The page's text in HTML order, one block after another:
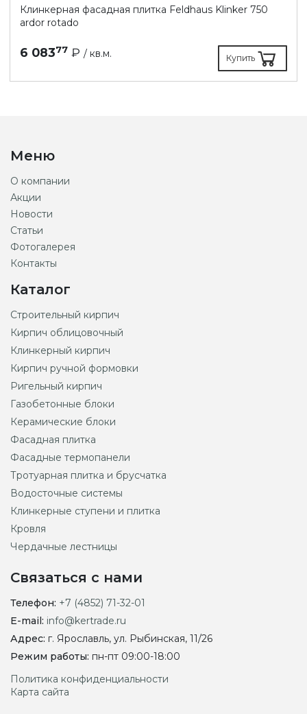
Клинкерная фасадная плитка Feldhaus Klinker 750
ardor rotado
6 08377 ₽ / кв.м. Купить
Меню
О компании
Акции
Новости
Статьи
Фотогалерея
Контакты
Каталог
Строительный кирпич
Кирпич облицовочный
Клинкерный кирпич
Кирпич ручной формовки
Ригельный кирпич
Газобетонные блоки
Керамические блоки
Фасадная плитка
Фасадные термопанели
Тротуарная плитка и брусчатка
Водосточные системы
Клинкерные ступени и плитка
Кровля
Чердачные лестницы
Связаться с нами
Телефон: +7 (4852) 71-32-01
E-mail: info@kertrade.ru
Адрес: г. Ярославль, ул. Рыбинская, 11/26
Режим работы: пн-пт 09:00-18:00
Политика конфиденциальности
Карта сайта